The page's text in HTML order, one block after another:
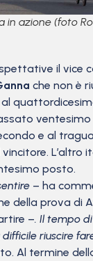
in azione (foto
il vice
che non è
al
e al
vincitore. L’altro
posto.
– ha
della prova di
–. Il tempo
riuscire
Al termine